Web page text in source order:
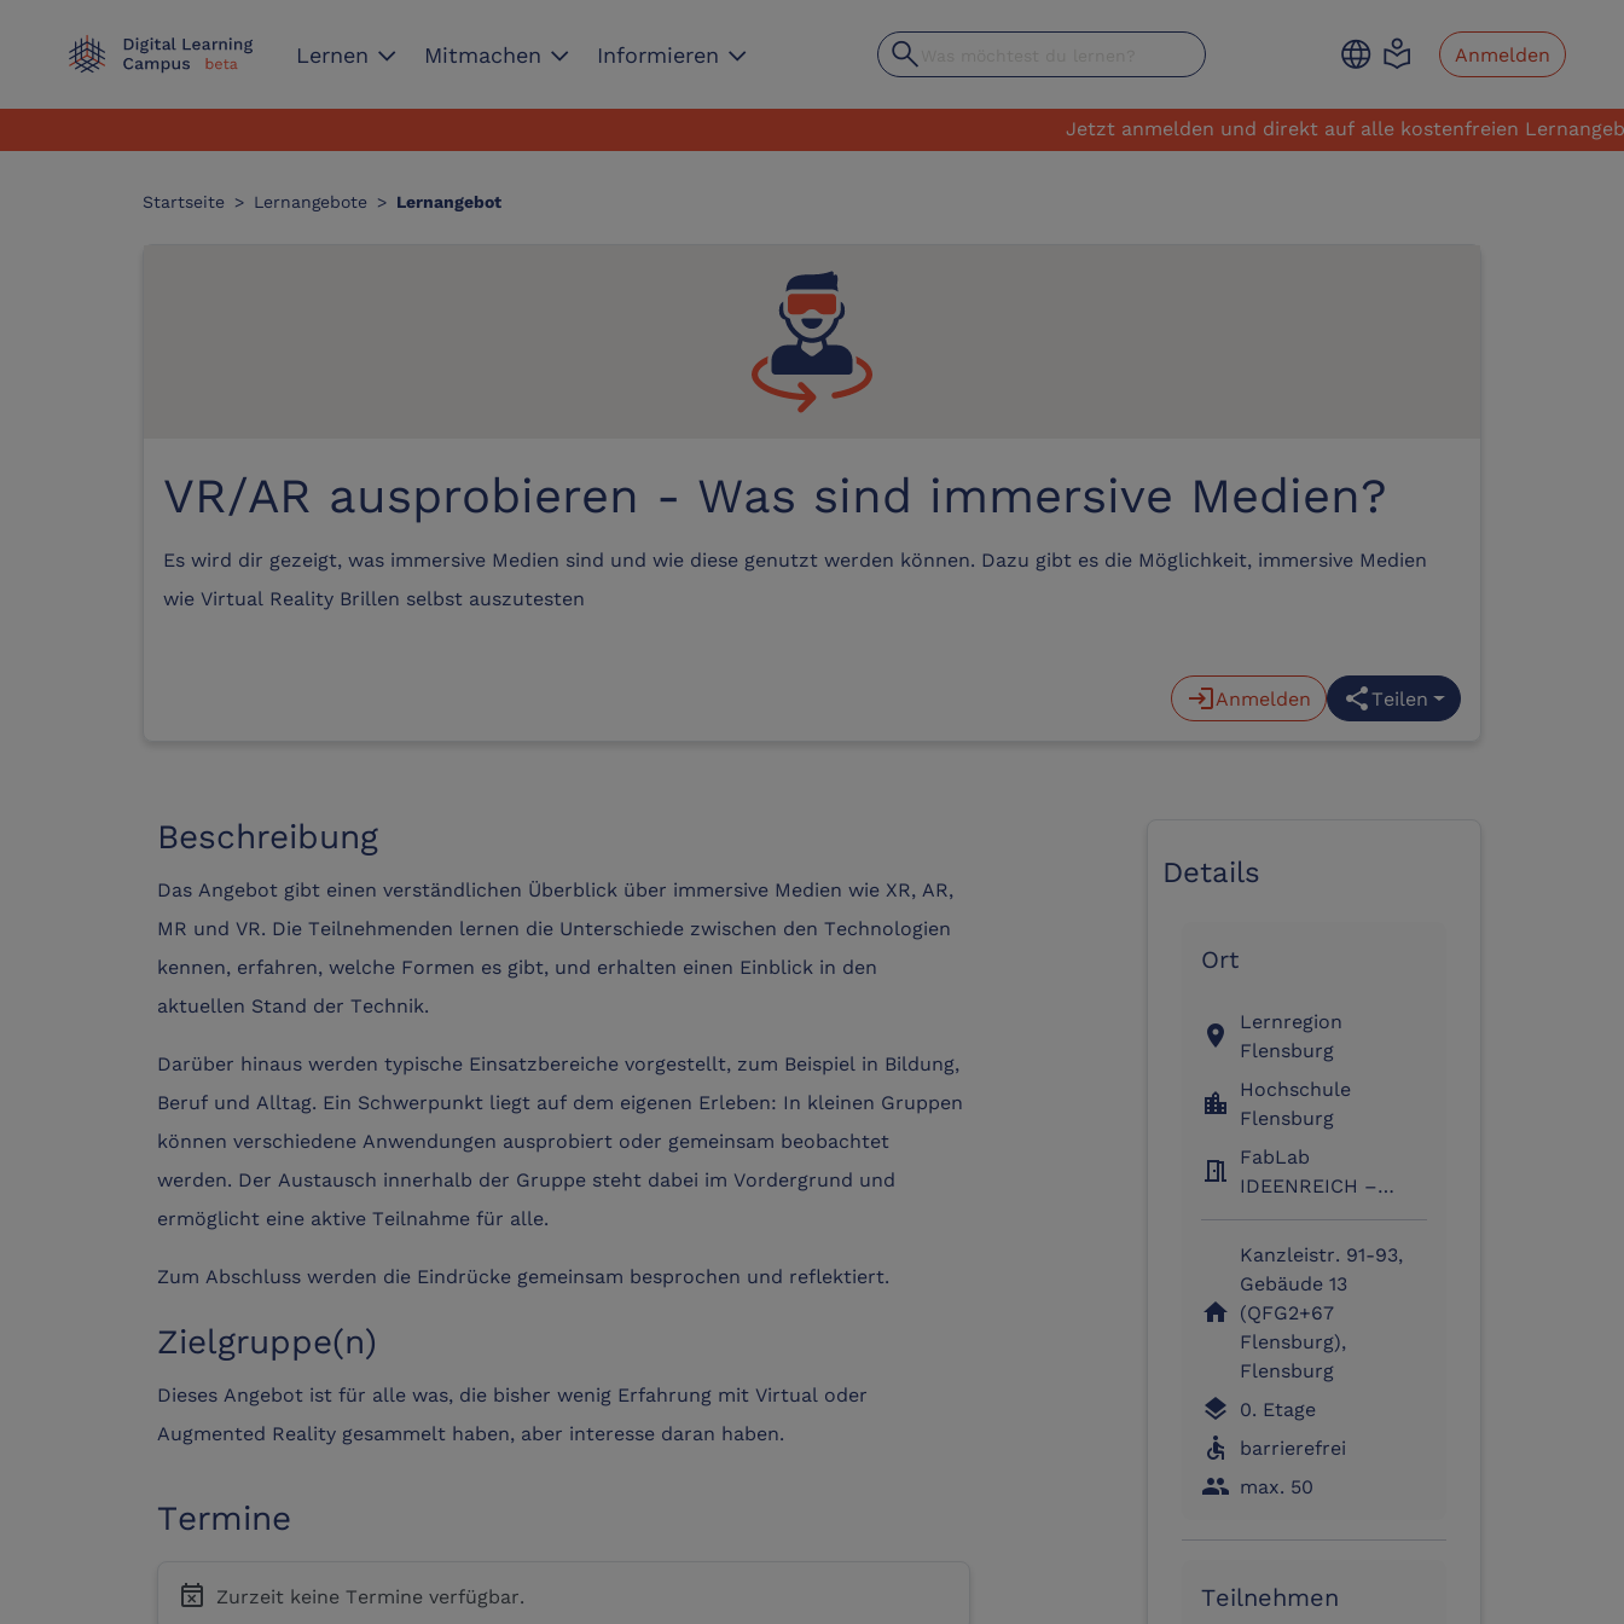
Lernen expand_more Mitmachen expand_more Informieren expand_more search language local_library Anmelden
Jetzt anmelden und direkt auf alle kostenfreien Lernangebote
Startseite > Lernangebote > Lernangebot
VR/AR ausprobieren - Was sind immersive Medien?
Es wird dir gezeigt, was immersive Medien sind und wie diese genutzt werden können. Dazu gibt es die Möglichkeit, immersive Medien
wie Virtual Reality Brillen selbst auszutesten
loginAnmelden shareTeilen
Beschreibung
Das Angebot gibt einen verständlichen Überblick über immersive Medien wie XR, AR,
MR und VR. Die Teilnehmenden lernen die Unterschiede zwischen den Technologien
kennen, erfahren, welche Formen es gibt, und erhalten einen Einblick in den
aktuellen Stand der Technik.
Darüber hinaus werden typische Einsatzbereiche vorgestellt, zum Beispiel in Bildung,
Beruf und Alltag. Ein Schwerpunkt liegt auf dem eigenen Erleben: In kleinen Gruppen
können verschiedene Anwendungen ausprobiert oder gemeinsam beobachtet
werden. Der Austausch innerhalb der Gruppe steht dabei im Vordergrund und
ermöglicht eine aktive Teilnahme für alle.
Zum Abschluss werden die Eindrücke gemeinsam besprochen und reflektiert.
Zielgruppe(n)
Dieses Angebot ist für alle was, die bisher wenig Erfahrung mit Virtual oder
Augmented Reality gesammelt haben, aber interesse daran haben.
Termine
event_busy Zurzeit keine Termine verfügbar.
Details
Ort
location_on
Lernregion
Flensburg
location_city
Hochschule
Flensburg
meeting_room
FabLab
IDEENREICH –
IMUX Corner
home
Kanzleistr. 91-93,
Gebäude 13
(QFG2+67
Flensburg),
Flensburg
layers 0. Etage
accessible barrierefrei
people max. 50
Teilnehmen